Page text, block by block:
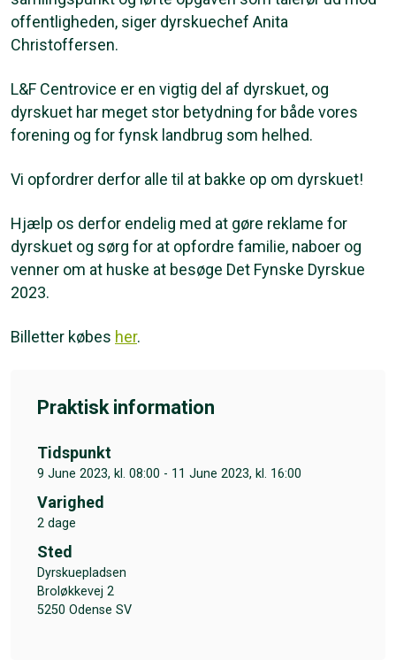
offentligheden, siger dyrskuechef Anita
Christoffersen.
L&F Centrovice er en vigtig del af dyrskuet, og
dyrskuet har meget stor betydning for både vores
forening og for fynsk landbrug som helhed.
Vi opfordrer derfor alle til at bakke op om dyrskuet!
Hjælp os derfor endelig med at gøre reklame for
dyrskuet og sørg for at opfordre familie, naboer og
venner om at huske at besøge Det Fynske Dyrskue
2023.
Billetter købes her.
Praktisk information
Tidspunkt
9 June 2023, kl. 08:00 - 11 June 2023, kl. 16:00
Varighed
2 dage
Sted
Dyrskuepladsen
Broløkkevej 2
5250 Odense SV